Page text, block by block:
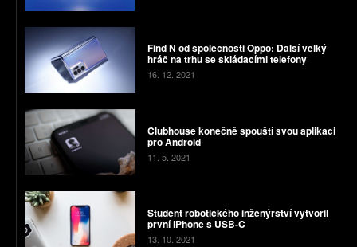
Find N od společnosti Oppo: Další velký
hráč na trhu se skládacími telefony
16. 12. 2021
Clubhouse konečně spouští svou aplikaci
pro Android
11. 5. 2021
Student robotického inženýrství vytvořil
první iPhone s USB-C
13. 10. 2021